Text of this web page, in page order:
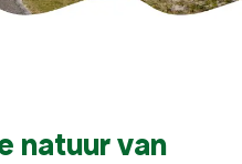
natuur van